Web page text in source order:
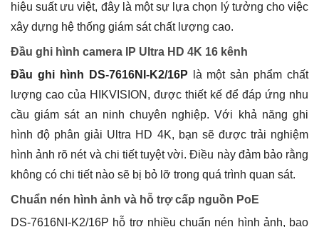
hiệu suất ưu việt, đây là một sự lựa chọn lý tưởng cho việc
xây dựng hệ thống giám sát chất lượng cao.
Đầu ghi hình camera IP Ultra HD 4K 16 kênh
Đầu ghi hình DS-7616NI-K2/16P là một sản phẩm chất
lượng cao của HIKVISION, được thiết kế để đáp ứng nhu
cầu giám sát an ninh chuyên nghiệp. Với khả năng ghi
hình độ phân giải Ultra HD 4K, bạn sẽ được trải nghiệm
hình ảnh rõ nét và chi tiết tuyệt vời. Điều này đảm bảo rằng
không có chi tiết nào sẽ bị bỏ lỡ trong quá trình quan sát.
Chuẩn nén hình ảnh và hỗ trợ cấp nguồn PoE
DS-7616NI-K2/16P hỗ trợ nhiều chuẩn nén hình ảnh, bao